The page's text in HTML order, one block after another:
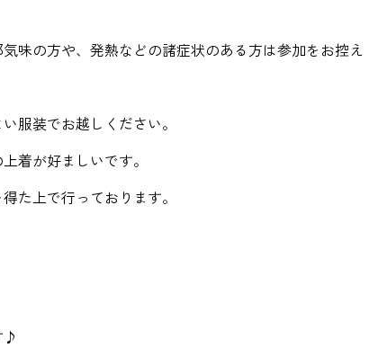
味の方や、発熱などの諸症状のある方は参加をお控え
服装でお越しください。
着が好ましいです。
た上で行っております。
♪